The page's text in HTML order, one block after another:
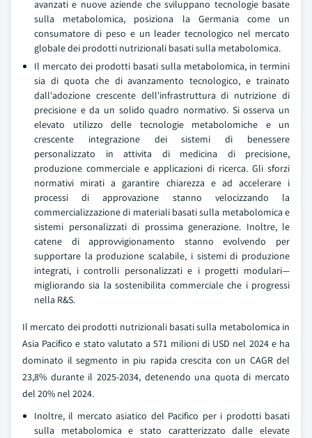
avanzati e nuove aziende che sviluppano tecnologie basate
sulla metabolomica, posiziona la Germania come un
consumatore di peso e un leader tecnologico nel mercato
globale dei prodotti nutrizionali basati sulla metabolomica.
Il mercato dei prodotti basati sulla metabolomica, in termini
sia di quota che di avanzamento tecnologico, e trainato
dall'adozione crescente dell'infrastruttura di nutrizione di
precisione e da un solido quadro normativo. Si osserva un
elevato utilizzo delle tecnologie metabolomiche e un
crescente integrazione dei sistemi di benessere
personalizzato in attivita di medicina di precisione,
produzione commerciale e applicazioni di ricerca. Gli sforzi
normativi mirati a garantire chiarezza e ad accelerare i
processi di approvazione stanno velocizzando la
commercializzazione di materiali basati sulla metabolomica e
sistemi personalizzati di prossima generazione. Inoltre, le
catene di approvvigionamento stanno evolvendo per
supportare la produzione scalabile, i sistemi di produzione
integrati, i controlli personalizzati e i progetti modulari—
migliorando sia la sostenibilita commerciale che i progressi
nella R&S.
Il mercato dei prodotti nutrizionali basati sulla metabolomica in
Asia Pacifico e stato valutato a 571 milioni di USD nel 2024 e ha
dominato il segmento in piu rapida crescita con un CAGR del
23,8% durante il 2025-2034, detenendo una quota di mercato
del 20% nel 2024.
Inoltre, il mercato asiatico del Pacifico per i prodotti basati
sulla metabolomica e stato caratterizzato dalle elevate